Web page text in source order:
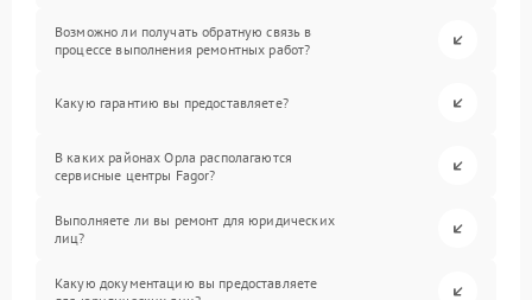
Возможно ли получать обратную связь в
процессе выполнения ремонтных работ?
Какую гарантию вы предоставляете?
В каких районах Орла располагаются
сервисные центры Fagor?
Выполняете ли вы ремонт для юридических
лиц?
Какую документацию вы предоставляете